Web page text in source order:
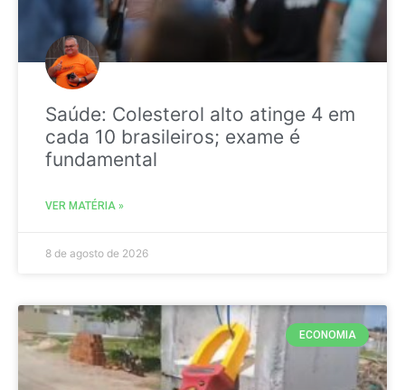
Saúde: Colesterol alto atinge 4 em
cada 10 brasileiros; exame é
fundamental
VER MATÉRIA »
8 de agosto de 2026
ECONOMIA